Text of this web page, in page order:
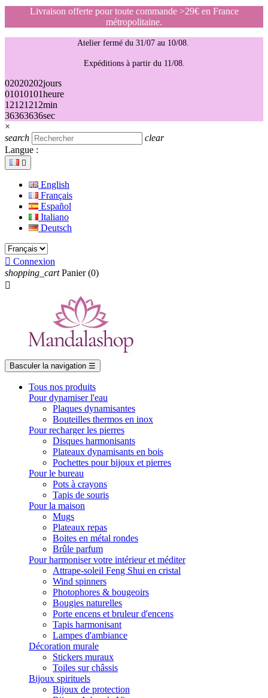
Livraison offerte pour toute commande >29€ en France
métropolitaine.
Atelier fermé du 31/07 au 10/08.
Expéditions à partir du 11/08.
02020202jours
01010101heure
12121212min
36363636sec
×
search
clear
Langue :

English
Français
Español
Italiano
Deutsch
 Connexion
shopping_cart Panier (0)

Basculer la navigation ☰
Tous nos produits
Pour dynamiser l'eau
Plaques dynamisantes
Bouteilles thermos en inox
Pour recharger les pierres
Disques harmonisants
Plateaux dynamisants en bois
Pochettes pour bijoux et pierres
Pour le bureau
Pots à crayons
Tapis de souris
Pour la maison
Mugs
Plateaux repas
Boites en métal rondes
Brûle parfum
Pour harmoniser votre intérieur et méditer
Attrape-soleil Feng Shui en cristal
Wind spinners
Photophores & bougeoirs
Bougies naturelles
Porte encens et bruleur d'encens
Tapis harmonisant
Lampes d'ambiance
Décoration murale
Stickers muraux
Toiles sur châssis
Bijoux spirituels
Bijoux de protection